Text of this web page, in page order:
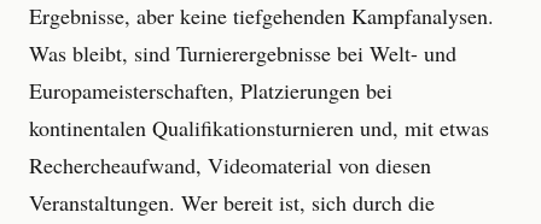
Ergebnisse, aber keine tiefgehenden Kampfanalysen.
Was bleibt, sind Turnierergebnisse bei Welt- und
Europameisterschaften, Platzierungen bei
kontinentalen Qualifikationsturnieren und, mit etwas
Rechercheaufwand, Videomaterial von diesen
Veranstaltungen. Wer bereit ist, sich durch die